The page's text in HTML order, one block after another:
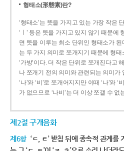
형태소(形態素)란?
‘형태소’는 뜻을 가지고 있는 가장 작은
‘ㅣ’ 등은 뜻을 가지고 있지 않기 때문에
면 뜻을 이루는 최소 단위인 형태소가 된
는 두 가지 의미로 쪼개지기 때문에 형태
‘가방’이다. 더 작은 단위로 쪼개진다고
나 쪼개기 전의 의미와 관련되는 의미가
‘나’와 ‘비’로 쪼개어지지만 이때 ‘나’와 ‘
가 없으므로 ‘나비’는 더 이상 쪼갤 수
제2절 구개음화
제6항 ‘ㄷ, ㅌ’ 받침 뒤에 종속적 관계를